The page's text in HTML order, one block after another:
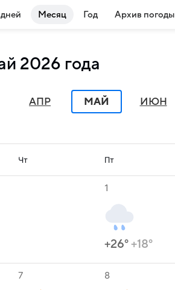
Месяц Год Архив погоды
2026 года
АПР МАЙ ИЮН
Чт Пт
1
+26°+18°
7 8